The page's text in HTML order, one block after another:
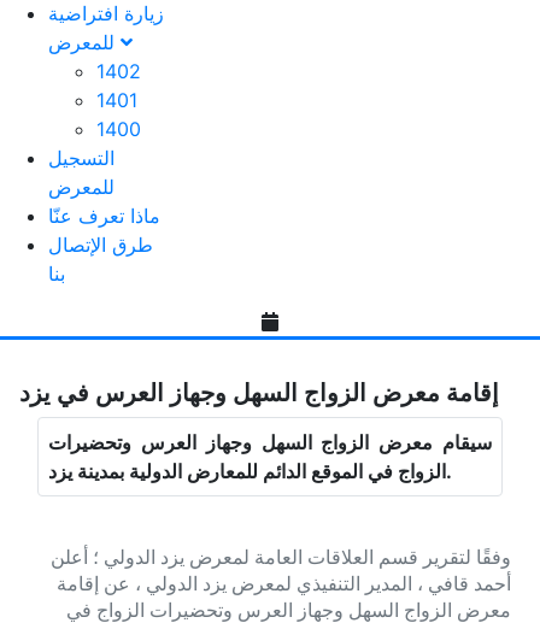
زيارة افتراضية
1402
1401
1400
التسجیل
للمعرض
ماذا تعرف عنّا
طرق الإتصال
بنا
إقامة معرض الزواج السهل وجهاز العرس في يزد
سيقام معرض الزواج السهل وجهاز العرس وتحضيرات
الزواج في الموقع الدائم للمعارض الدولية بمدینة يزد.
وفقًا لتقرير قسم العلاقات العامة لمعرض يزد الدولي ؛ أعلن
أحمد قافي ، المدیر التنفیذي لمعرض يزد الدولي ، عن إقامة
معرض الزواج السهل وجهاز العرس وتحضيرات الزواج في